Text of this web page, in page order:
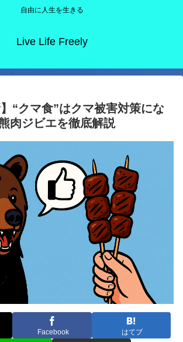
自由に人生を生きる
Live Life Freely
】“クマ食”はクマ被害対策にな
肉ジビエを徹底解説
Facebook はてブ